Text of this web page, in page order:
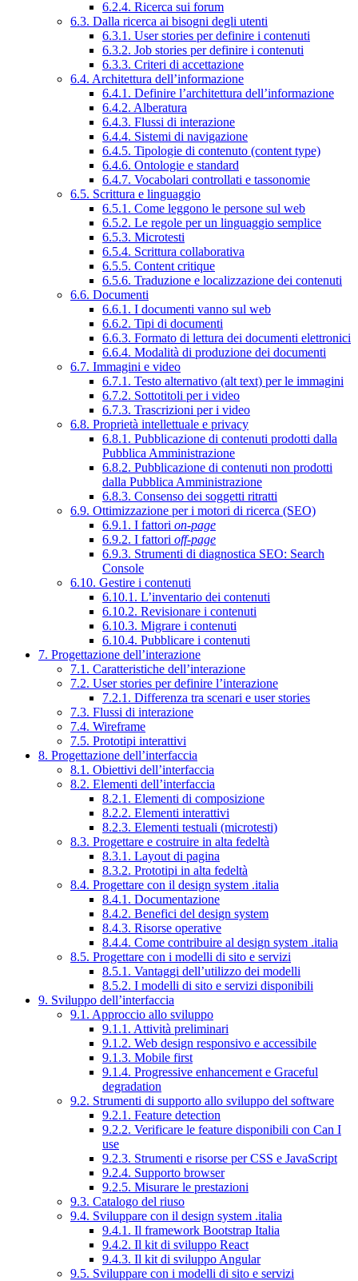
6.2.4. Ricerca sui forum
6.3. Dalla ricerca ai bisogni degli utenti
6.3.1. User stories per definire i contenuti
6.3.2. Job stories per definire i contenuti
6.3.3. Criteri di accettazione
6.4. Architettura dell’informazione
6.4.1. Definire l’architettura dell’informazione
6.4.2. Alberatura
6.4.3. Flussi di interazione
6.4.4. Sistemi di navigazione
6.4.5. Tipologie di contenuto (content type)
6.4.6. Ontologie e standard
6.4.7. Vocabolari controllati e tassonomie
6.5. Scrittura e linguaggio
6.5.1. Come leggono le persone sul web
6.5.2. Le regole per un linguaggio semplice
6.5.3. Microtesti
6.5.4. Scrittura collaborativa
6.5.5. Content critique
6.5.6. Traduzione e localizzazione dei contenuti
6.6. Documenti
6.6.1. I documenti vanno sul web
6.6.2. Tipi di documenti
6.6.3. Formato di lettura dei documenti elettronici
6.6.4. Modalità di produzione dei documenti
6.7. Immagini e video
6.7.1. Testo alternativo (alt text) per le immagini
6.7.2. Sottotitoli per i video
6.7.3. Trascrizioni per i video
6.8. Proprietà intellettuale e privacy
6.8.1. Pubblicazione di contenuti prodotti dalla
Pubblica Amministrazione
6.8.2. Pubblicazione di contenuti non prodotti
dalla Pubblica Amministrazione
6.8.3. Consenso dei soggetti ritratti
6.9. Ottimizzazione per i motori di ricerca (SEO)
6.9.1. I fattori on-page
6.9.2. I fattori off-page
6.9.3. Strumenti di diagnostica SEO: Search
Console
6.10. Gestire i contenuti
6.10.1. L’inventario dei contenuti
6.10.2. Revisionare i contenuti
6.10.3. Migrare i contenuti
6.10.4. Pubblicare i contenuti
7. Progettazione dell’interazione
7.1. Caratteristiche dell’interazione
7.2. User stories per definire l’interazione
7.2.1. Differenza tra scenari e user stories
7.3. Flussi di interazione
7.4. Wireframe
7.5. Prototipi interattivi
8. Progettazione dell’interfaccia
8.1. Obiettivi dell’interfaccia
8.2. Elementi dell’interfaccia
8.2.1. Elementi di composizione
8.2.2. Elementi interattivi
8.2.3. Elementi testuali (microtesti)
8.3. Progettare e costruire in alta fedeltà
8.3.1. Layout di pagina
8.3.2. Prototipi in alta fedeltà
8.4. Progettare con il design system .italia
8.4.1. Documentazione
8.4.2. Benefici del design system
8.4.3. Risorse operative
8.4.4. Come contribuire al design system .italia
8.5. Progettare con i modelli di sito e servizi
8.5.1. Vantaggi dell’utilizzo dei modelli
8.5.2. I modelli di sito e servizi disponibili
9. Sviluppo dell’interfaccia
9.1. Approccio allo sviluppo
9.1.1. Attività preliminari
9.1.2. Web design responsivo e accessibile
9.1.3. Mobile first
9.1.4. Progressive enhancement e Graceful
degradation
9.2. Strumenti di supporto allo sviluppo del software
9.2.1. Feature detection
9.2.2. Verificare le feature disponibili con Can I
use
9.2.3. Strumenti e risorse per CSS e JavaScript
9.2.4. Supporto browser
9.2.5. Misurare le prestazioni
9.3. Catalogo del riuso
9.4. Sviluppare con il design system .italia
9.4.1. Il framework Bootstrap Italia
9.4.2. Il kit di sviluppo React
9.4.3. Il kit di sviluppo Angular
9.5. Sviluppare con i modelli di sito e servizi